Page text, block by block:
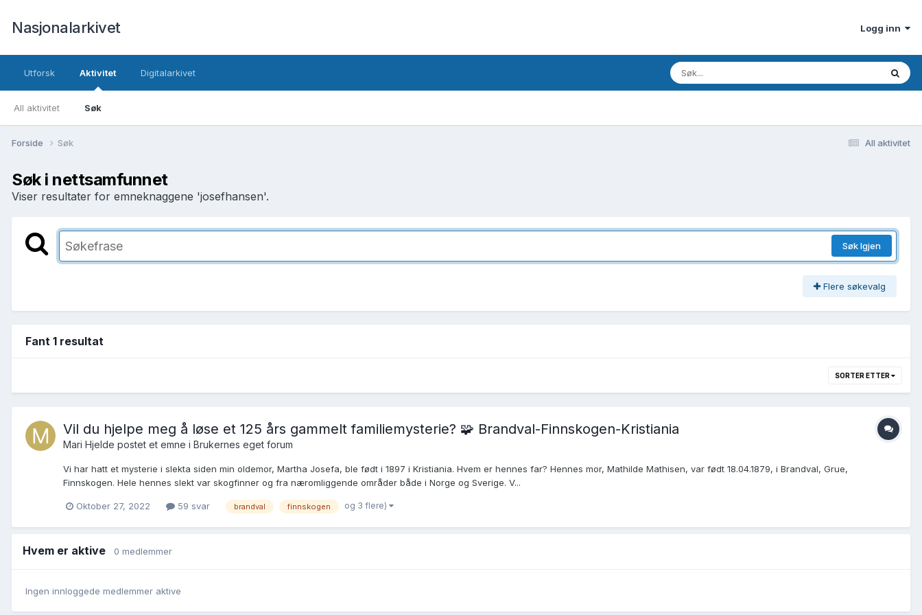
Nasjonalarkivet Logg inn
Utforsk Aktivitet
All aktivitet Søk
Digitalarkivet
All aktivitet
Forside Søk
Søk i nettsamfunnet
Viser resultater for emneknaggene 'josefhansen'.
Søk Igjen
Flere søkevalg
Fant 1 resultat
SORTER ETTER
Vil du hjelpe meg å løse et 125 års gammelt familiemysterie? 🧩 Brandval-Finnskogen-Kristiania
Mari Hjelde postet et emne i Brukernes eget forum
Vi har hatt et mysterie i slekta siden min oldemor, Martha Josefa, ble født i 1897 i Kristiania. Hvem er hennes far? Hennes mor, Mathilde Mathisen, var født 18.04.1879, i Brandval, Grue,
Finnskogen. Hele hennes slekt var skogfinner og fra næromliggende områder både i Norge og Sverige. V...
Oktober 27, 2022 59 svar brandval finnskogen og 3 flere)
Hvem er aktive 0 medlemmer
Ingen innloggede medlemmer aktive